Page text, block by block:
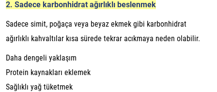
2. Sadece karbonhidrat ağırlıklı beslenmek
Sadece simit, poğaça veya beyaz ekmek gibi karbonhidrat
ağırlıklı kahvaltılar kısa sürede tekrar acıkmaya neden olabilir.
Daha dengeli yaklaşım
Protein kaynakları eklemek
Sağlıklı yağ tüketmek